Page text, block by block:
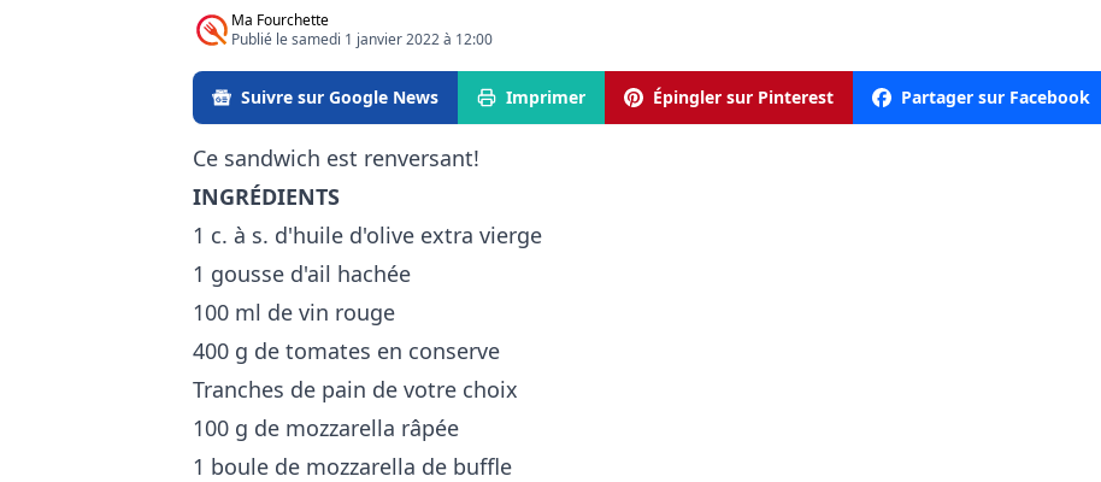
Ma Fourchette
Publié le samedi 1 janvier 2022 à 12:00
Suivre sur Google News Imprimer Épingler sur Pinterest Partager sur Facebook
Ce sandwich est renversant!
INGRÉDIENTS
1 c. à s. d'huile d'olive extra vierge
1 gousse d'ail hachée
100 ml de vin rouge
400 g de tomates en conserve
Tranches de pain de votre choix
100 g de mozzarella râpée
1 boule de mozzarella de buffle